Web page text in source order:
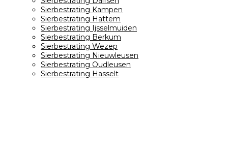
Sierbestrating Kampen
Sierbestrating Hattem
Sierbestrating Ijsselmuiden
Sierbestrating Berkum
Sierbestrating Wezep
Sierbestrating Nieuwleusen
Sierbestrating Oudleusen
Sierbestrating Hasselt